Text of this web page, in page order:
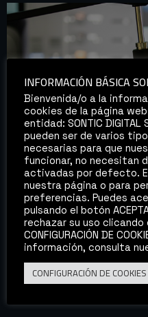
En los últimos años, el
experimentado una
a los avances
de la música y el
resultado, han surgido
del sonido, algunas de las
INFORMACIÓN BÁSICA
Bienvenida/o a la
cookies de la página
entidad: SONTIC DIGITAL
pueden ser de varios
necesarias para que
funcionar, no necesitan
activadas por defecto.
nuestra página o para
preferencias. Puedes
pulsando el botón
rechazar su uso
CONFIGURACIÓN DE
información, consulta
CONFIGURACIÓN DE COOKIES